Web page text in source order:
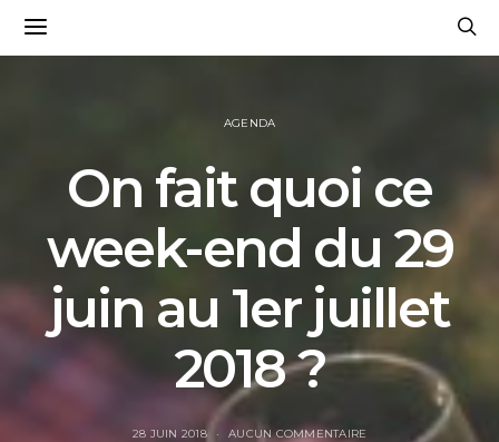
AGENDA
On fait quoi ce
week-end du 29
juin au 1er juillet
2018 ?
28 JUIN 2018 AUCUN COMMENTAIRE